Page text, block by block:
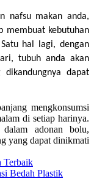
nafsu makan anda,
membuat kebutuhan
hal lagi, dengan
tubuh anda akan
dapat
mengkonsumsi
di setiap harinya.
adonan bolu,
yang dapat dinikmati
Terbaik
Bedah Plastik